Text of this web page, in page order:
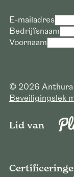
Verzoek
E-mailadres *
Bedrijfsnaam
E-mailadres
Bedrijfsnaam
Voornaam
© 2026 Anthura
Beveiligingslek
Lid van